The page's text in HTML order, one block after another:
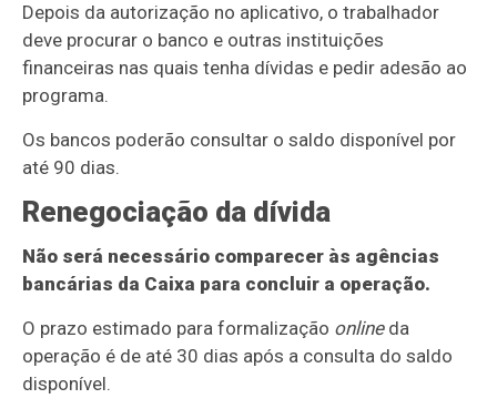
Depois da autorização no aplicativo, o trabalhador
deve procurar o banco e outras instituições
financeiras nas quais tenha dívidas e pedir adesão ao
programa.
Os bancos poderão consultar o saldo disponível por
até 90 dias.
Renegociação da dívida
Não será necessário comparecer às agências
bancárias da Caixa para concluir a operação.
O prazo estimado para formalização onlineda
operação é de até 30 dias após a consulta do saldo
disponível.